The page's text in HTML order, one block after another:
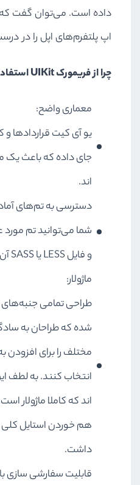
اپ‌ پلتفرم‌های اپل را در
چرا از فریمورک UIKit استفاده‌ کنیم؟
معماری واضح:
یو آی کیت قراردادها
جای داده که باعث یک
اند.
دسترسی به تم‌های
شما می‌توانید تم مورد‌
و فایل LESS یا SASS آن را نیز دانلود کنید.
ماژولار:
شده که طراحان به
مختلف را برای
اند که کاملا ماژولار
هم خوردن استایل
داشت.
قابلیت سفارشی سازی